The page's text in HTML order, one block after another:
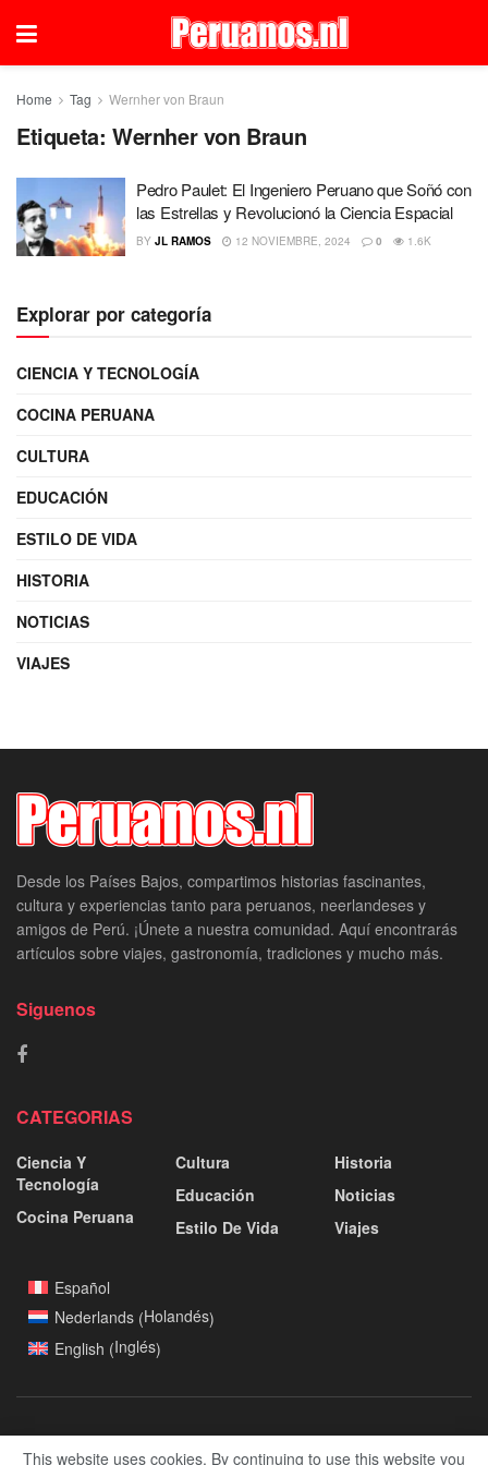
Home Tag Wernher von Braun
Etiqueta: Wernher von Braun
Pedro Paulet: El Ingeniero Peruano que Soñó con
las Estrellas y Revolucionó la Ciencia Espacial
BY JL RAMOS 12 NOVIEMBRE, 2024 0 1.6K
Explorar por categoría
CIENCIA Y TECNOLOGÍA
COCINA PERUANA
CULTURA
EDUCACIÓN
ESTILO DE VIDA
HISTORIA
NOTICIAS
VIAJES
Desde los Países Bajos, compartimos historias fascinantes,
cultura y experiencias tanto para peruanos, neerlandeses y
amigos de Perú. ¡Únete a nuestra comunidad. Aquí encontrarás
artículos sobre viajes, gastronomía, tradiciones y mucho más.
Siguenos
CATEGORIAS
Ciencia Y
Tecnología
Cocina Peruana
Cultura
Educación
Estilo De Vida
Historia
Noticias
Viajes
Español
Nederlands(Holandés)
English (Inglés)
This website uses cookies. By continuing to use this website you